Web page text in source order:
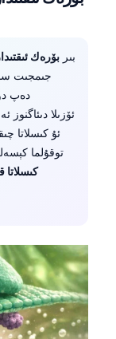
بىر بۆرەك
جىمجىت
ئۇ كىسلاتا
توقۇلما
كىسلاتا